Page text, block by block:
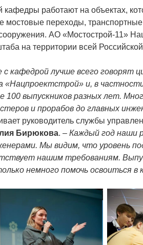
кафедры работают на объектах,
мостовые переходы,
АО «Мостострой-11»
на территории всей
с кафедрой лучше всего говорят
«Нацпроектстрой» и, в
100 выпускников разных лет.
и прорабов до главных
руководитель службы
Бирюкова. – Каждый год наши
Мы видим, что уровень
нашим требованиям.
немного помочь освоиться в